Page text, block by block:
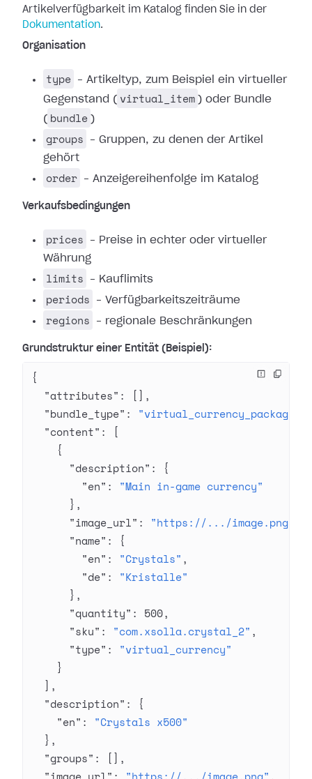
Artikelverfügbarkeit im Katalog finden Sie in der
Dokumentation.
Organisation
type
– Artikeltyp, zum Beispiel ein virtueller
Gegenstand ( virtual_item ) oder Bundle
( bundle )
groups
– Gruppen, zu denen der Artikel
gehört
order – Anzeigereihenfolge im Katalog
Verkaufsbedingungen
prices
– Preise in echter oder virtueller
Währung
limits – Kauflimits
periods – Verfügbarkeitszeiträume
regions – regionale Beschränkungen
Grundstruktur einer Entität (Beispiel):
{
  "attributes"
: [],
  "bundle_type"
: "virtual_currency_package"
  "content"
: [
    {
      "description"
: {
        "en"
: "Main in-game currency"
      },
      "image_url"
: "https://.../image.png"
      "name"
: {
        "en"
: "Crystals" ,
        "de"
: "Kristalle"
      },
      "quantity"
: 500,
      "sku"
: "com.xsolla.crystal_2" ,
      "type"
: "virtual_currency"
    }
  ],
  "description"
: {
    "en"
: "Crystals x500"
  },
  "groups"
: [],